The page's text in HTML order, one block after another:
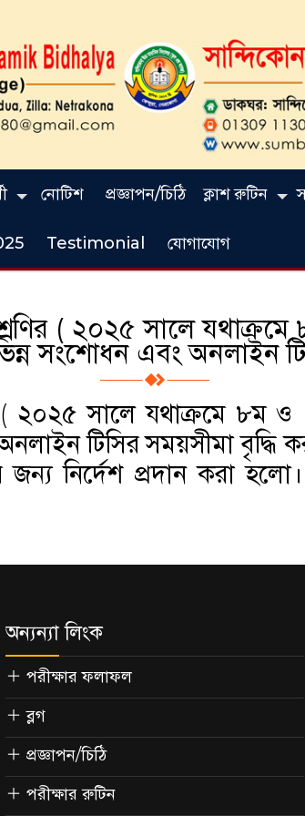
নোটিশ প্রজ্ঞাপন/চিঠি ক্লাশ রুটিন
Testimonial যোগাযোগ
( ২০২৫ সালে
সংশোধন এবং অনলাইন
সালে যথাক্রমে ৮ম ও
টিসির সময়সীমা
নির্দেশ প্রদান করা
অন্যন্যা লিংক
পরীক্ষার ফলাফল
ব্লগ
প্রজ্ঞাপন/চিঠি
পরীক্ষার রুটিন